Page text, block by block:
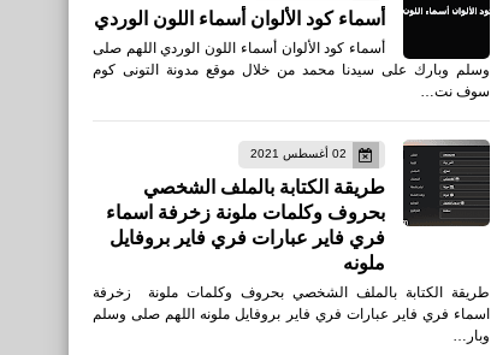
أسماء كود الألوان أسماء اللون الوردي
أسماء كود الألوان أسماء اللون الوردي اللهم صلى
وسلم وبارك على سيدنا محمد من خلال موقع مدونة التونى كوم
سوف نت…
02 أغسطس 2021
طريقة الكتابة بالملف الشخصي
بحروف وكلمات ملونة زخرفة اسماء
فري فاير عبارات فري فاير بروفايل
ملونه
طريقة الكتابة بالملف الشخصي بحروف وكلمات ملونة زخرفة
اسماء فري فاير عبارات فري فاير بروفايل ملونه اللهم صلى وسلم
وبار…